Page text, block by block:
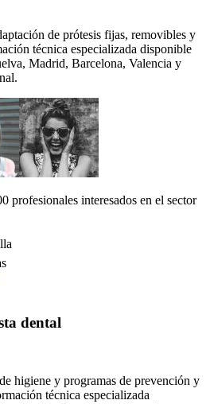
de prótesis fijas, removibles y
técnica especializada disponible
Madrid, Barcelona, Valencia y
profesionales interesados en el sector
dental
higiene y programas de prevención y
técnica especializada